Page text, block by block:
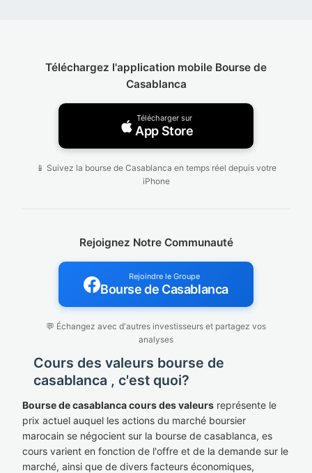
Téléchargez l'application mobile Bourse de
Casablanca
Télécharger sur
App Store
📱 Suivez la bourse de Casablanca en temps réel depuis votre
iPhone
Rejoignez Notre Communauté
Rejoindre le Groupe
Bourse de Casablanca
💬 Échangez avec d'autres investisseurs et partagez vos
analyses
Cours des valeurs bourse de
casablanca , c'est quoi?
Bourse de casablanca cours des valeurs représente le
prix actuel auquel les actions du marché boursier
marocain se négocient sur la bourse de casablanca, es
cours varient en fonction de l'offre et de la demande sur le
marché, ainsi que de divers facteurs économiques,